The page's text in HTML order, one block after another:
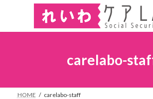
carelabo-
HOME carelabo-staff